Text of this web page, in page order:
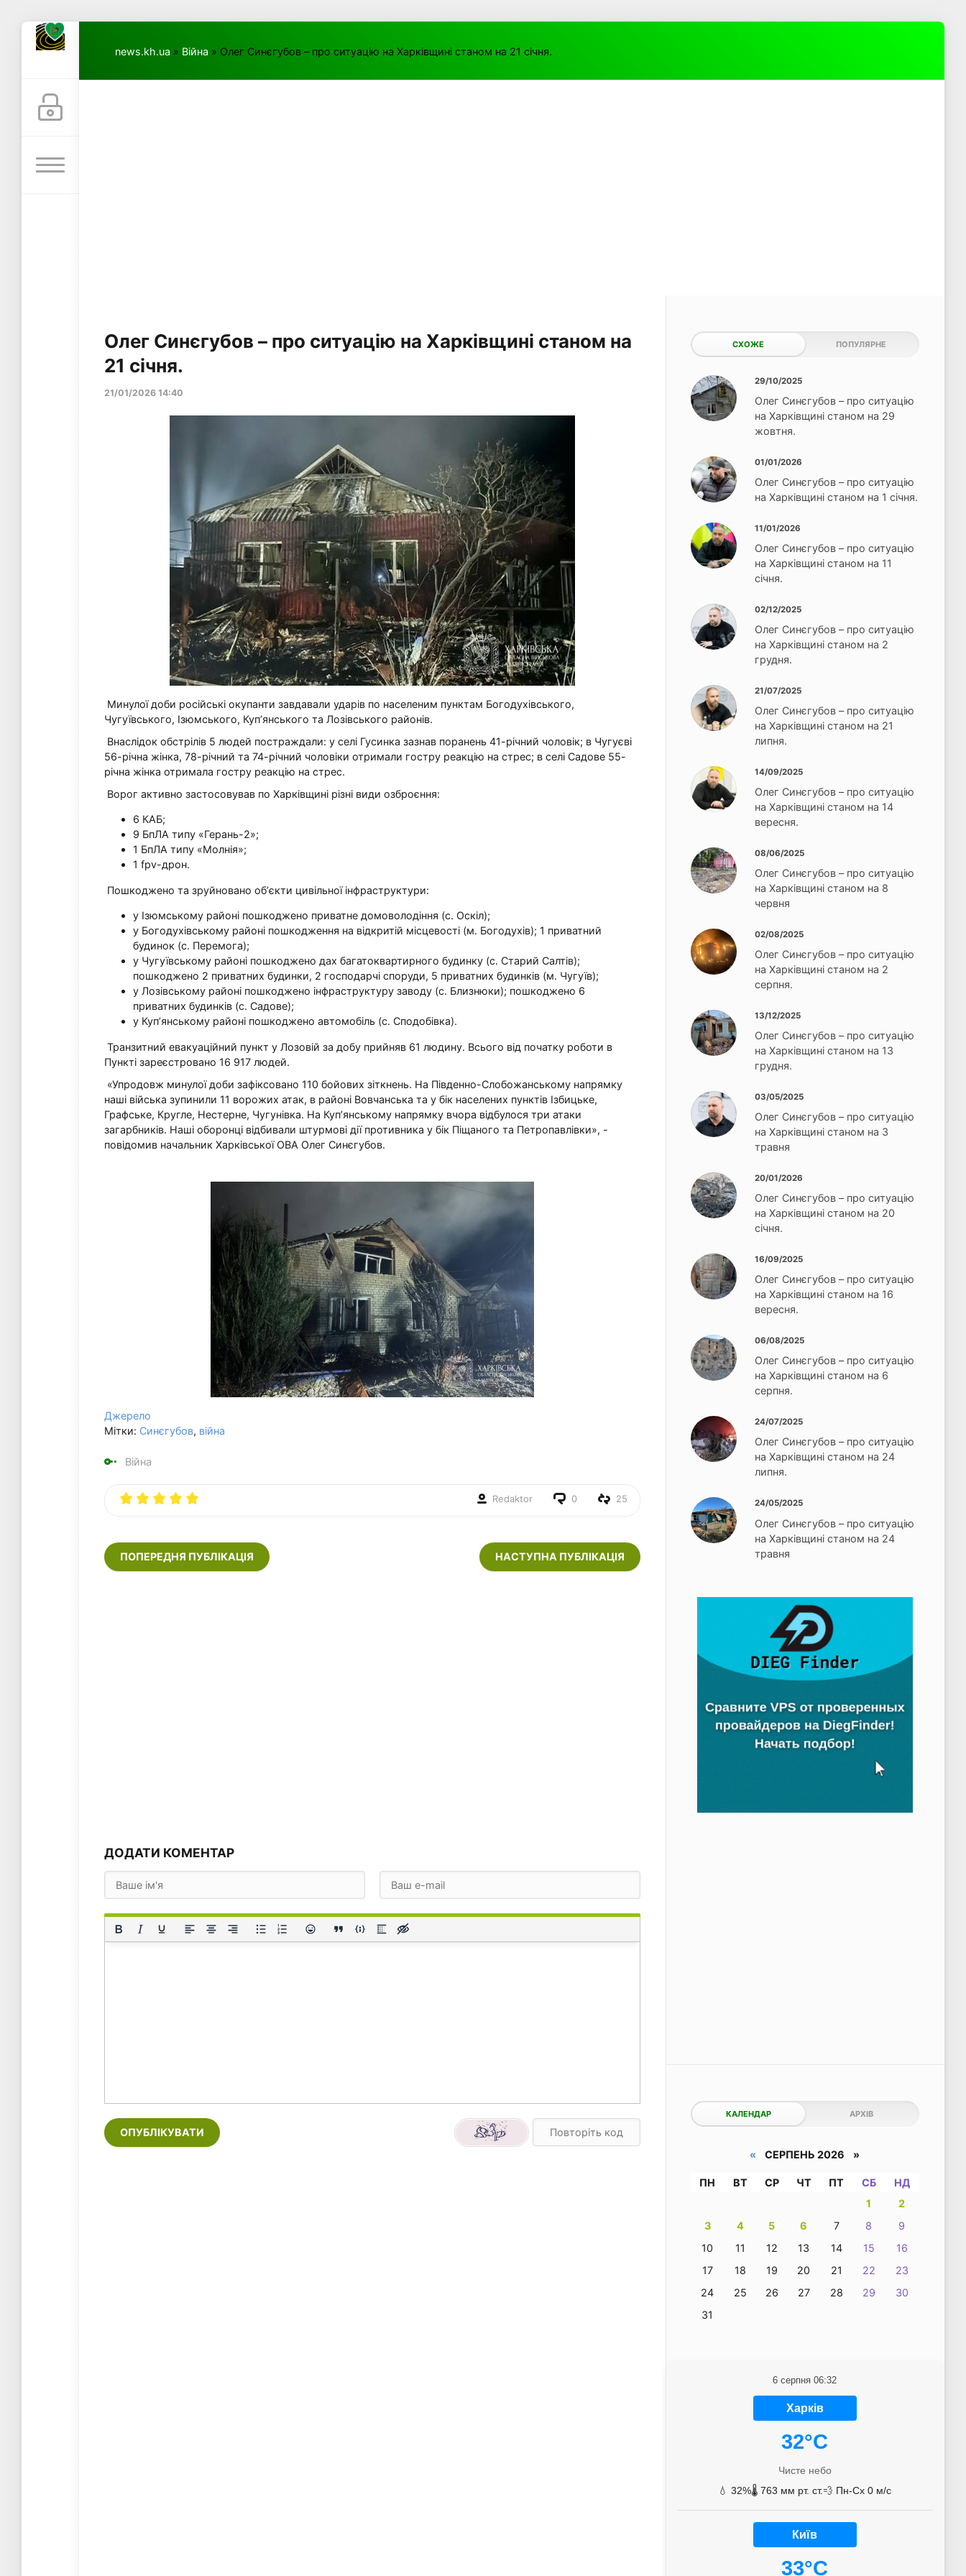
news.kh.ua » Війна » Олег Синєгубов – про ситуацію на Харківщині станом на 21 січня.
Олег Синєгубов – про ситуацію на Харківщині станом на
21 січня.
21/01/2026 14:40
Минулої доби російські окупанти завдавали ударів по населеним пунктам Богодухівського,
Чугуївського, Ізюмського, Куп’янського та Лозівського районів.
Внаслідок обстрілів 5 людей постраждали: у селі Гусинка зазнав поранень 41-річний чоловік; в Чугуєві
56-річна жінка, 78-річний та 74-річний чоловіки отримали гостру реакцію на стрес; в селі Садове 55-
річна жінка отримала гостру реакцію на стрес.
Ворог активно застосовував по Харківщині різні види озброєння:
6 КАБ;
9 БпЛА типу «Герань-2»;
1 БпЛА типу «Молнія»;
1 fpv-дрон.
Пошкоджено та зруйновано обʼєкти цивільної інфраструктури:
у Ізюмському районі пошкоджено приватне домоволодіння (с. Оскіл);
у Богодухівському районі пошкодження на відкритій місцевості (м. Богодухів); 1 приватний
будинок (с. Перемога);
у Чугуївському районі пошкоджено дах багатоквартирного будинку (с. Старий Салтів);
пошкоджено 2 приватних будинки, 2 господарчі споруди, 5 приватних будинків (м. Чугуїв);
у Лозівському районі пошкоджено інфраструктуру заводу (с. Близнюки); пошкоджено 6
приватних будинків (с. Садове);
у Куп’янському районі пошкоджено автомобіль (с. Сподобівка).
Транзитний евакуаційний пункт у Лозовій за добу прийняв 61 людину. Всього від початку роботи в
Пункті зареєстровано 16 917 людей.
«Упродовж минулої доби зафіксовано 110 бойових зіткнень. На Південно-Слобожанському напрямку
наші війська зупинили 11 ворожих атак, в районі Вовчанська та у бік населених пунктів Ізбицьке,
Графське, Кругле, Нестерне, Чугунівка. На Куп’янському напрямку вчора відбулося три атаки
загарбників. Наші оборонці відбивали штурмові дії противника у бік Піщаного та Петропавлівки», -
повідомив начальник Харківської ОВА Олег Синєгубов.
Джерело
Мітки: Синєгубов, війна
Війна
Redaktor 0 25
ПОПЕРЕДНЯ ПУБЛІКАЦІЯ НАСТУПНА ПУБЛІКАЦІЯ
ДОДАТИ КОМЕНТАР
ОПУБЛІКУВАТИ
СХОЖЕ ПОПУЛЯРНЕ
29/10/2025
Олег Синєгубов – про ситуацію
на Харківщині станом на 29
жовтня.
01/01/2026
Олег Синєгубов – про ситуацію
на Харківщині станом на 1 січня.
11/01/2026
Олег Синєгубов – про ситуацію
на Харківщині станом на 11
січня.
02/12/2025
Олег Синєгубов – про ситуацію
на Харківщині станом на 2
грудня.
21/07/2025
Олег Синєгубов – про ситуацію
на Харківщині станом на 21
липня.
14/09/2025
Олег Синєгубов – про ситуацію
на Харківщині станом на 14
вересня.
08/06/2025
Олег Синєгубов – про ситуацію
на Харківщині станом на 8
червня
02/08/2025
Олег Синєгубов – про ситуацію
на Харківщині станом на 2
серпня.
13/12/2025
Олег Синєгубов – про ситуацію
на Харківщині станом на 13
грудня.
03/05/2025
Олег Синєгубов – про ситуацію
на Харківщині станом на 3
травня
20/01/2026
Олег Синєгубов – про ситуацію
на Харківщині станом на 20
січня.
16/09/2025
Олег Синєгубов – про ситуацію
на Харківщині станом на 16
вересня.
06/08/2025
Олег Синєгубов – про ситуацію
на Харківщині станом на 6
серпня.
24/07/2025
Олег Синєгубов – про ситуацію
на Харківщині станом на 24
липня.
24/05/2025
Олег Синєгубов – про ситуацію
на Харківщині станом на 24
травня
КАЛЕНДАР АРХІВ
« СЕРПЕНЬ 2026 »
ПН ВТ СР ЧТ ПТ СБ
НД
1
2
3
4 5 6 7 8
9
10
11 12 13 14 15
16
17
18 19 20 21 22
23
24
25 26 27 28 29
30
31
6 серпня 06:32
Харків
32°C
Чисте небо
💧 32%🌡️ 763 мм рт. ст.💨 Пн-Сх 0 м/с
Київ
33°C